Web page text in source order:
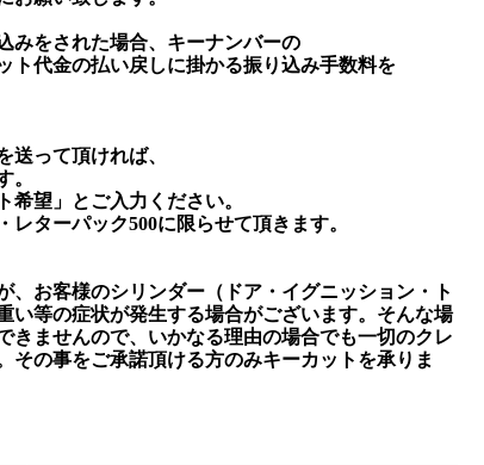
みをされた場合、キーナンバーの
代金の払い戻しに掛かる振り込み手数料を
って頂ければ、
。
望」とご入力ください。
ターパック500に限らせて頂きます。
お客様のシリンダー（ドア・イグニッション・ト
い等の症状が発生する場合がございます。そんな場
きませんので、いかなる理由の場合でも一切のクレ
の事をご承諾頂ける方のみキーカットを承りま